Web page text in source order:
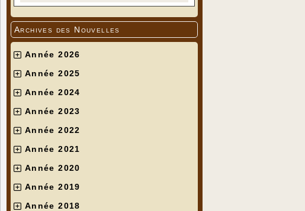
Archives des Nouvelles
Année 2026
Année 2025
Année 2024
Année 2023
Année 2022
Année 2021
Année 2020
Année 2019
Année 2018